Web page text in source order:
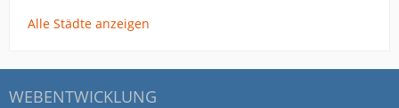
Alle Städte anzeigen
WEBENTWICKLUNG